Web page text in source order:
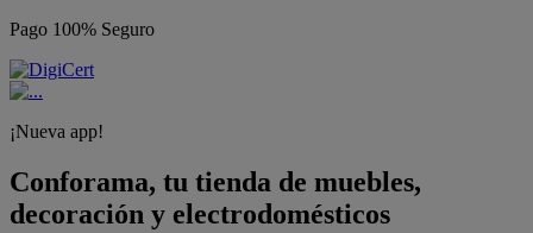
Pago 100% Seguro
¡Nueva app!
Conforama, tu tienda de muebles,
decoración y electrodomésticos